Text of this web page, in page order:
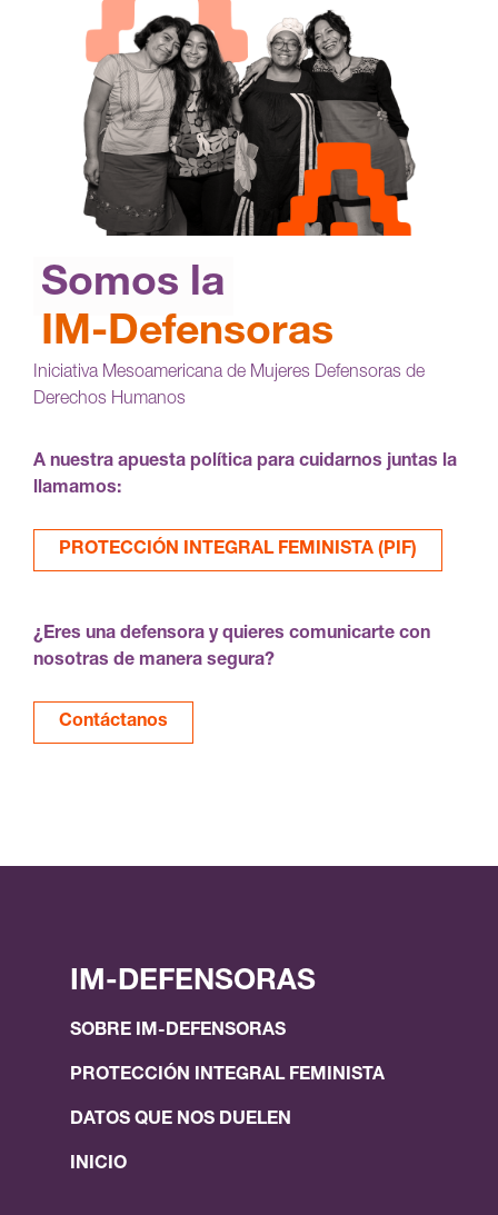
Somos la
IM-Defensoras
Iniciativa Mesoamericana de Mujeres Defensoras de
Derechos Humanos
A nuestra apuesta política para cuidarnos juntas la
llamamos:
PROTECCIÓN INTEGRAL FEMINISTA (PIF)
¿Eres una defensora y quieres comunicarte con
nosotras de manera segura?
Contáctanos
IM-DEFENSORAS
SOBRE IM-DEFENSORAS
PROTECCIÓN INTEGRAL FEMINISTA
DATOS QUE NOS DUELEN
INICIO